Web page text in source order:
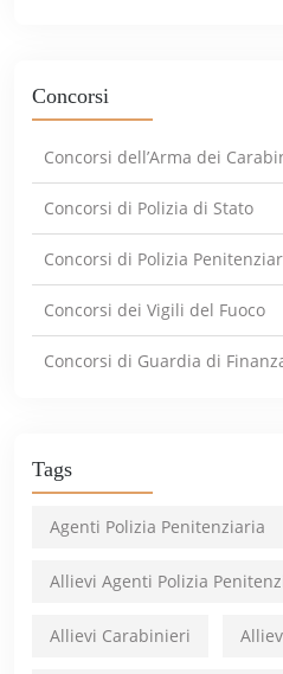
Concorsi
Concorsi dell’Arma dei
Concorsi di Polizia di Stato
Concorsi di Polizia
Concorsi dei Vigili del Fuoco
Concorsi di Guardia di
Tags
Agenti Polizia Penitenziaria
Allievi Agenti Polizia
Allievi Carabinieri